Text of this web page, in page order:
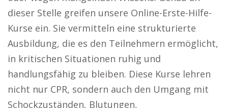
dieser Stelle greifen unsere Online-Erste-Hilfe-
Kurse ein. Sie vermitteln eine strukturierte
Ausbildung, die es den Teilnehmern ermöglicht,
in kritischen Situationen ruhig und
handlungsfähig zu bleiben. Diese Kurse lehren
nicht nur CPR, sondern auch den Umgang mit
Schockzuständen, Blutungen,